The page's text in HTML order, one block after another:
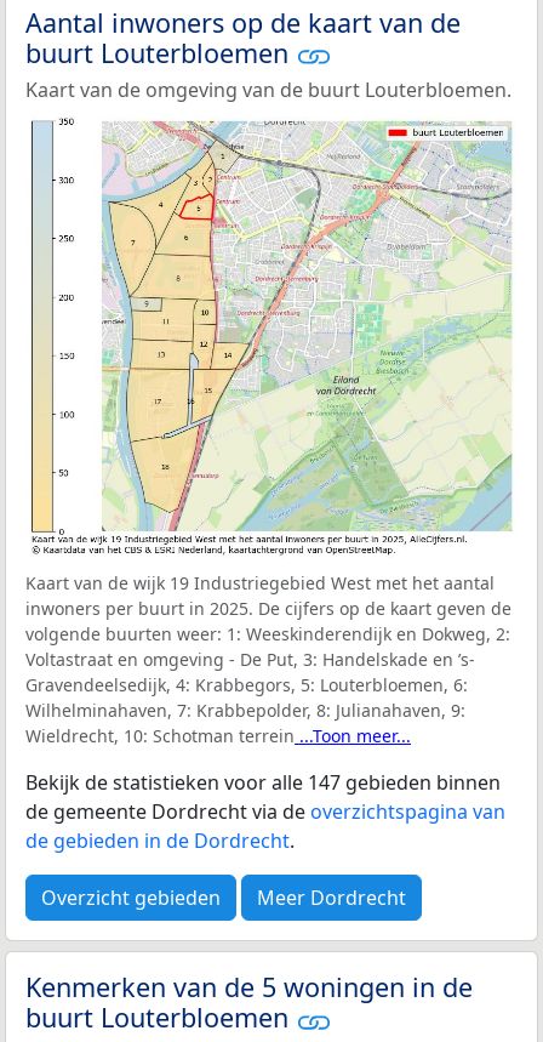
Aantal inwoners op de kaart van de
buurt Louterbloemen
Kaart van de omgeving van de buurt Louterbloemen.
Kaart van de wijk 19 Industriegebied West met het aantal
inwoners per buurt in 2025. De cijfers op de kaart geven de
volgende buurten weer: 1: Weeskinderendijk en Dokweg, 2:
Voltastraat en omgeving - De Put, 3: Handelskade en ’s-
Gravendeelsedijk, 4: Krabbegors, 5: Louterbloemen, 6:
Wilhelminahaven, 7: Krabbepolder, 8: Julianahaven, 9:
Wieldrecht, 10: Schotman terrein ...Toon meer...
Bekijk de statistieken voor alle 147 gebieden binnen
de gemeente Dordrecht via deoverzichtspagina van
de gebieden in de Dordrecht.
Overzicht gebieden Meer Dordrecht
Kenmerken van de 5 woningen in de
buurt Louterbloemen